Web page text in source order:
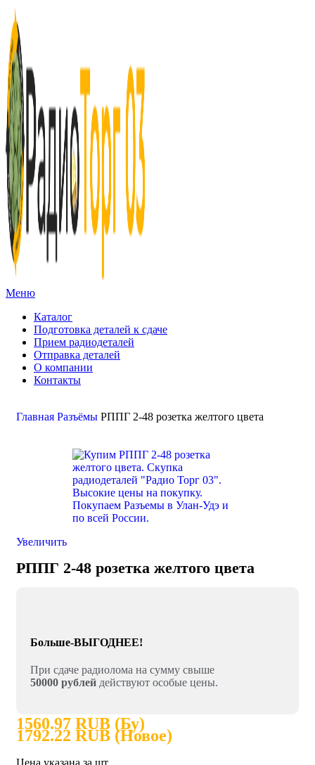
Меню
Каталог
Подготовка деталей к сдаче
Прием радиодеталей
Отправка деталей
О компании
Контакты
Поиск
Главная Разъёмы РППГ 2-48 розетка желтого цвета
Увеличить
РППГ 2-48 розетка желтого цвета
Больше-ВЫГОДНЕЕ!
При сдаче радиолома на сумму свыше
50000 рублей действуют особые цены.
1560.97 RUB (Бу)
1792.22 RUB (Новое)
Цена указана за шт